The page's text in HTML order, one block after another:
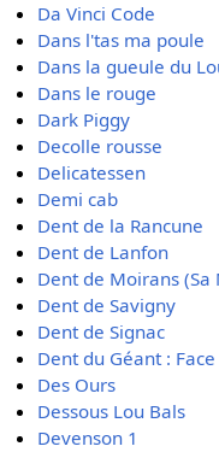
Da Vinci Code
Dans l'tas ma poule
Dans la gueule du
Dans le rouge
Dark Piggy
Decolle rousse
Delicatessen
Demi cab
Dent de la Rancune
Dent de Lanfon
Dent de Moirans
Dent de Savigny
Dent de Signac
Dent du Géant :
Des Ours
Dessous Lou Bals
Devenson 1